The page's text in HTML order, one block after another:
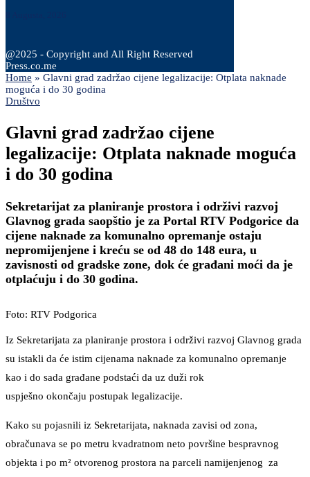
@2025 - Copyright and All Right Reserved
Press.co.me
Home » Glavni grad zadržao cijene legalizacije: Otplata naknade
moguća i do 30 godina
Društvo
Glavni grad zadržao cijene
legalizacije: Otplata naknade moguća
i do 30 godina
Sekretarijat za planiranje prostora i održivi razvoj
Glavnog grada saopštio je za Portal RTV Podgorice da
cijene naknade za komunalno opremanje ostaju
nepromijenjene i kreću se od 48 do 148 eura, u
zavisnosti od gradske zone, dok će građani moći da je
otplaćuju i do 30 godina.
Foto: RTV Podgorica
Iz Sekretarijata za planiranje prostora i održivi razvoj Glavnog grada
su istakli da će istim cijenama naknade za komunalno opremanje
kao i do sada građane podstaći da uz duži rok
uspješno okončaju postupak legalizacije.
Kako su pojasnili iz Sekretarijata, naknada zavisi od zona,
obračunava se po metru kvadratnom neto površine bespravnog
objekta i po m² otvorenog prostora na parceli namijenjenog za